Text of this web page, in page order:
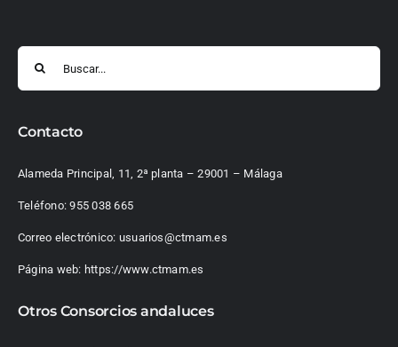
Contacto
Alameda Principal, 11, 2ª planta – 29001 – Málaga
Teléfono:955 038 665
Correo electrónico: usuarios@ctmam.es
Página web: https://www.ctmam.es
Otros Consorcios andaluces